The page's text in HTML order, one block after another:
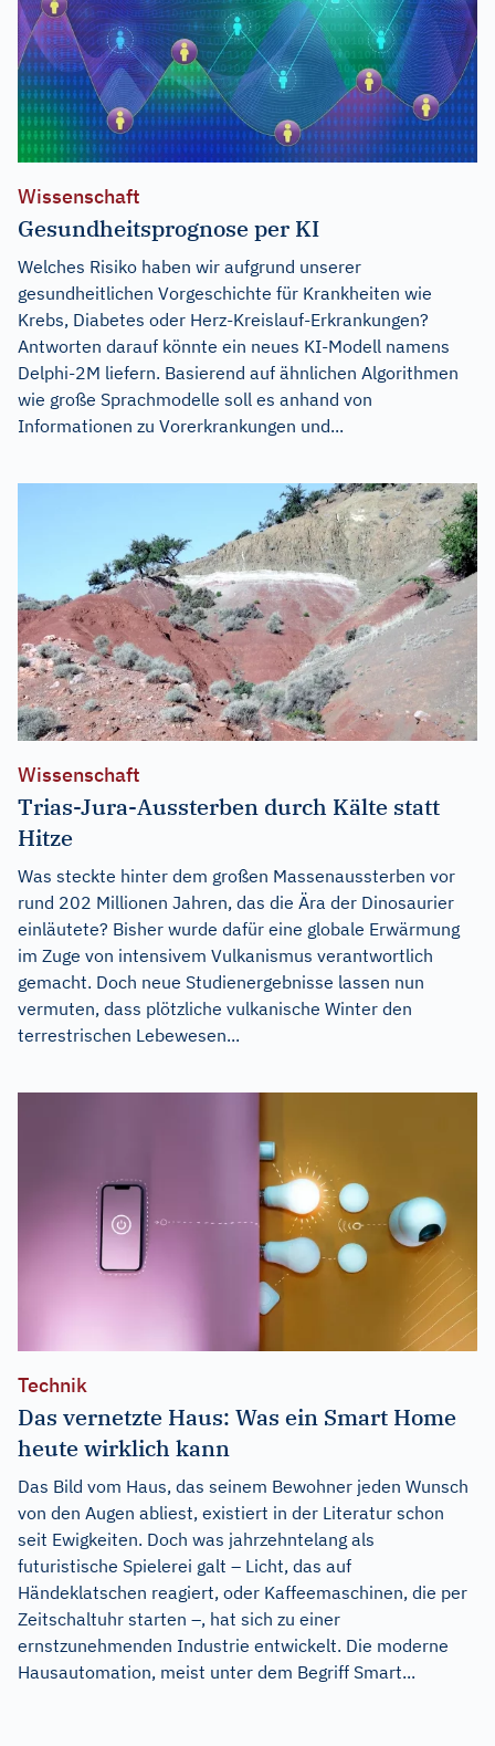
Wissenschaft
Gesundheitsprognose per KI
Welches Risiko haben wir aufgrund unserer
gesundheitlichen Vorgeschichte für Krankheiten wie
Krebs, Diabetes oder Herz-Kreislauf-Erkrankungen?
Antworten darauf könnte ein neues KI-Modell namens
Delphi-2M liefern. Basierend auf ähnlichen Algorithmen
wie große Sprachmodelle soll es anhand von
Informationen zu Vorerkrankungen und...
Wissenschaft
Trias-Jura-Aussterben durch Kälte statt
Hitze
Was steckte hinter dem großen Massenaussterben vor
rund 202 Millionen Jahren, das die Ära der Dinosaurier
einläutete? Bisher wurde dafür eine globale Erwärmung
im Zuge von intensivem Vulkanismus verantwortlich
gemacht. Doch neue Studienergebnisse lassen nun
vermuten, dass plötzliche vulkanische Winter den
terrestrischen Lebewesen...
Technik
Das vernetzte Haus: Was ein Smart Home
heute wirklich kann
Das Bild vom Haus, das seinem Bewohner jeden Wunsch
von den Augen abliest, existiert in der Literatur schon
seit Ewigkeiten. Doch was jahrzehntelang als
futuristische Spielerei galt – Licht, das auf
Händeklatschen reagiert, oder Kaffeemaschinen, die per
Zeitschaltuhr starten –, hat sich zu einer
ernstzunehmenden Industrie entwickelt. Die moderne
Hausautomation, meist unter dem Begriff Smart...